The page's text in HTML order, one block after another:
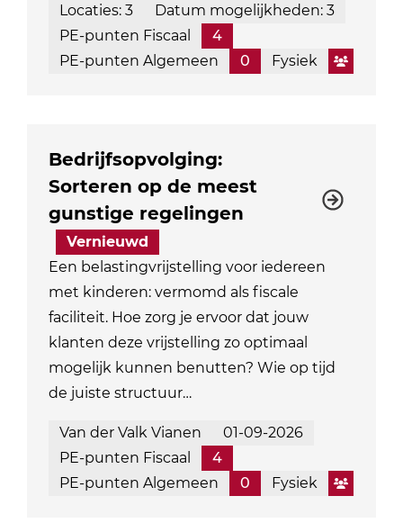
Locaties: 3
Datum mogelijkheden: 3
PE-punten Fiscaal
4
PE-punten Algemeen
0 Fysiek
Bedrijfsopvolging:
Sorteren op de meest
gunstige regelingen
Vernieuwd
Een belastingvrijstelling voor iedereen
met kinderen: vermomd als fiscale
faciliteit. Hoe zorg je ervoor dat jouw
klanten deze vrijstelling zo optimaal
mogelijk kunnen benutten? Wie op tijd
de juiste structuur…
Van der Valk Vianen
01-09-2026
PE-punten Fiscaal
4
PE-punten Algemeen
0 Fysiek